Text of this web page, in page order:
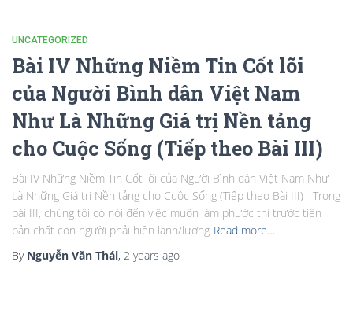
UNCATEGORIZED
Bài IV Những Niềm Tin Cốt lõi
của Người Bình dân Việt Nam
Như Là Những Giá trị Nền tảng
cho Cuộc Sống (Tiếp theo Bài III)
Bài IV Những Niềm Tin Cốt lõi của Người Bình dân Việt Nam Như
Là Những Giá trị Nền tảng cho Cuộc Sống (Tiếp theo Bài III) Trong
bài III, chúng tôi có nói đến việc muốn làm phước thì trước tiên
bản chất con người phải hiền lành/lương Read more…
By Nguyễn Văn Thái, 2 years ago